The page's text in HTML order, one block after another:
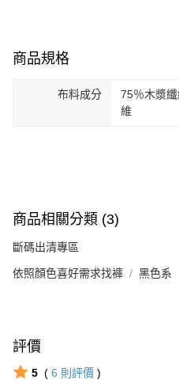
商品規格
布料成分
75％木漿
維
商品相關分類 (3)
斷碼出清專區
依照顏色喜好需求找褲 黑色系
評價
5 ( 6 則評價 )